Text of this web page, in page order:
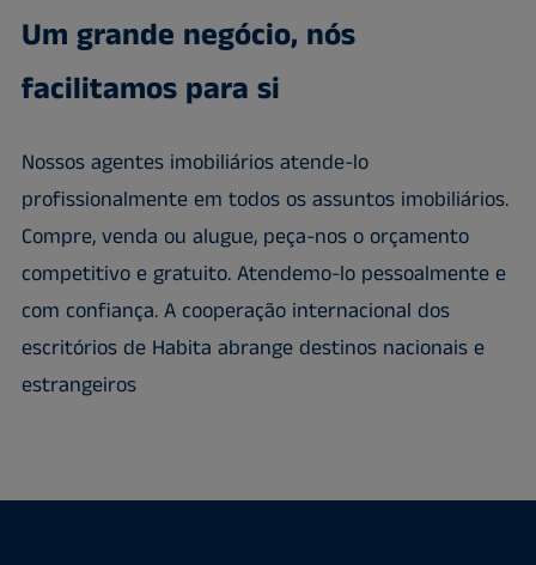
Um grande negócio, nós
facilitamos para si
Nossos agentes imobiliários atende-lo
profissionalmente em todos os assuntos imobiliários.
Compre, venda ou alugue, peça-nos o orçamento
competitivo e gratuito. Atendemo-lo pessoalmente e
com confiança. A cooperação internacional dos
escritórios de Habita abrange destinos nacionais e
estrangeiros